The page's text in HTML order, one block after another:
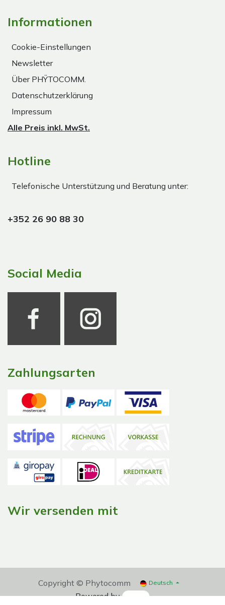
Informationen
Cookie-Einstellungen
Newsletter
Über PHŸTOCOMM.
Datenschutzerklärung
Impressum
Alle Preis inkl. MwSt.
Hotline
Telefonische Unterstützung und Beratung unter:
+352 26 90 88 30
Social Media
Zahlungsarten
Wir versenden mit
Copyright © Phytocomm Deutsch
Powered by